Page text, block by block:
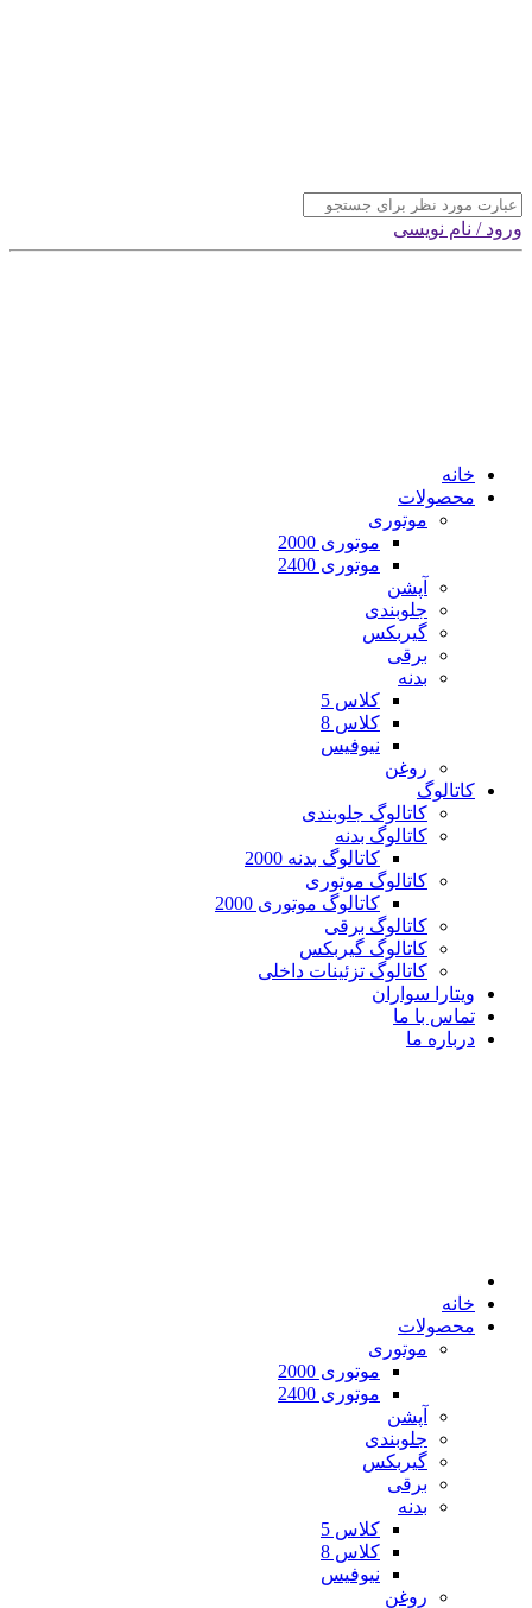
ورود / نام نویسی
خانه
محصولات
موتوری
موتوری 2000
موتوری 2400
آپشن
جلوبندی
گیربکس
برقی
بدنه
کلاس 5
کلاس 8
نیوفیس
روغن
کاتالوگ
کاتالوگ جلوبندی
کاتالوگ بدنه
کاتالوگ بدنه 2000
کاتالوگ موتوری
کاتالوگ موتوری 2000
کاتالوگ برقی
کاتالوگ گیربکس
کاتالوگ تزئینات داخلی
ویتارا سواران
تماس با ما
درباره ما
خانه
محصولات
موتوری
موتوری 2000
موتوری 2400
آپشن
جلوبندی
گیربکس
برقی
بدنه
کلاس 5
کلاس 8
نیوفیس
روغن